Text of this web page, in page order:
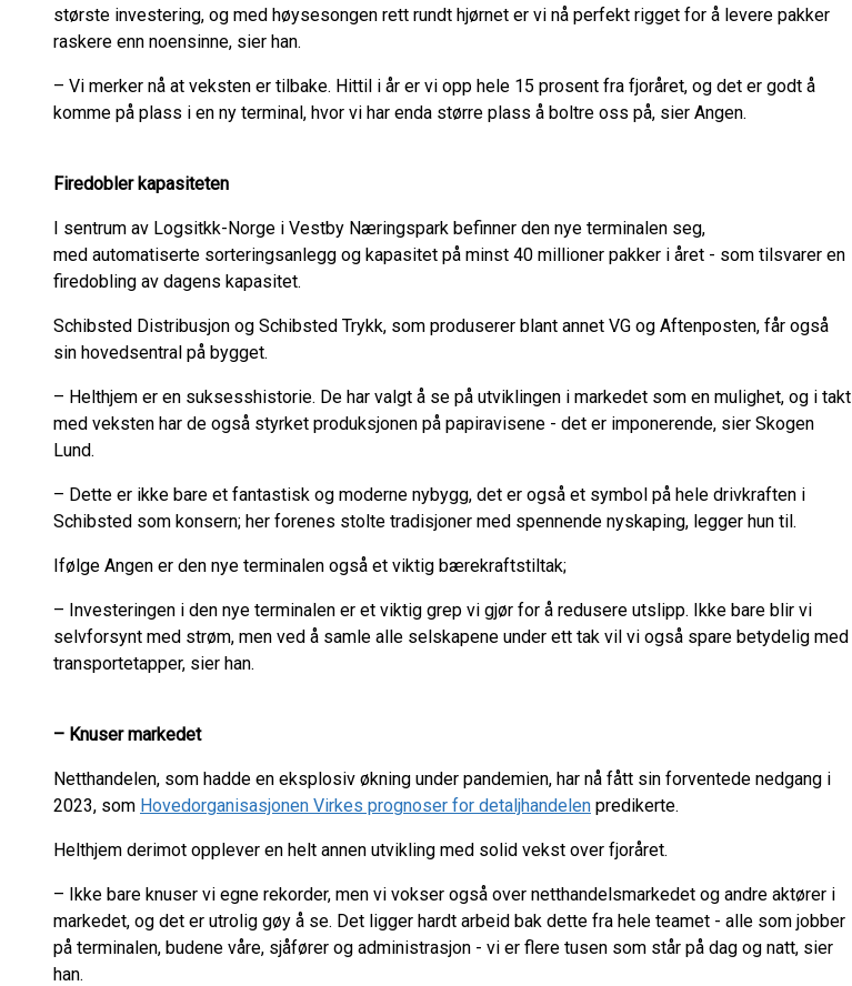
største investering, og med høysesongen rett rundt hjørnet er vi nå perfekt rigget for å levere pakker
raskere enn noensinne, sier han.
– Vi merker nå at veksten er tilbake. Hittil i år er vi opp hele 15 prosent fra fjoråret, og det er godt å
komme på plass i en ny terminal, hvor vi har enda større plass å boltre oss på, sier Angen.
Firedobler kapasiteten
I sentrum av Logsitkk-Norge i Vestby Næringspark befinner den nye terminalen seg,
med automatiserte sorteringsanlegg og kapasitet på minst 40 millioner pakker i året - som tilsvarer en
firedobling av dagens kapasitet.
Schibsted Distribusjon og Schibsted Trykk, som produserer blant annet VG og Aftenposten, får også
sin hovedsentral på bygget.
– Helthjem er en suksesshistorie. De har valgt å se på utviklingen i markedet som en mulighet, og i takt
med veksten har de også styrket produksjonen på papiravisene - det er imponerende, sier Skogen
Lund.
– Dette er ikke bare et fantastisk og moderne nybygg, det er også et symbol på hele drivkraften i
Schibsted som konsern; her forenes stolte tradisjoner med spennende nyskaping, legger hun til.
Ifølge Angen er den nye terminalen også et viktig bærekraftstiltak;
– Investeringen i den nye terminalen er et viktig grep vi gjør for å redusere utslipp. Ikke bare blir vi
selvforsynt med strøm, men ved å samle alle selskapene under ett tak vil vi også spare betydelig med
transportetapper, sier han.
– Knuser markedet
Netthandelen, som hadde en eksplosiv økning under pandemien, har nå fått sin forventede nedgang i
2023, som Hovedorganisasjonen Virkes prognoser for detaljhandelen predikerte.
Helthjem derimot opplever en helt annen utvikling med solid vekst over fjoråret.
– Ikke bare knuser vi egne rekorder, men vi vokser også over netthandelsmarkedet og andre aktører i
markedet, og det er utrolig gøy å se. Det ligger hardt arbeid bak dette fra hele teamet - alle som jobber
på terminalen, budene våre, sjåfører og administrasjon - vi er flere tusen som står på dag og natt, sier
han.